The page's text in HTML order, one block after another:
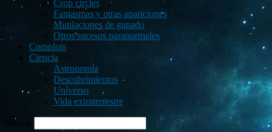
Crop circles
Fantasmas y otras apariciones
Mutilaciones de ganado
Otros sucesos paranormales
Complots
Ciencia
Astronomía
Descubrimientos
Universo
Vida extraterrestre
Buscar